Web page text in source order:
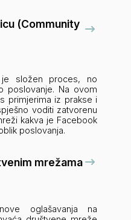
(Community
složen proces, no
poslovanje. Na ovom
primjerima iz prakse i
voditi zatvorenu
kakva je Facebook
poslovanja.
mrežama
oglašavanja na